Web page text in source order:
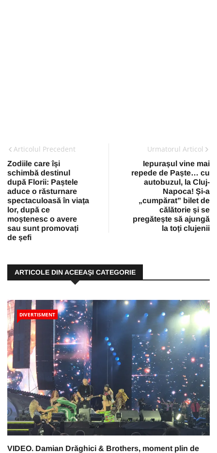
Articolul Precedent
Zodiile care își
schimbă destinul
după Florii: Paștele
aduce o răsturnare
spectaculoasă în viața
lor, după ce
moștenesc o avere
sau sunt promovați
de șefi
Urmatorul Articol
Iepurașul vine mai
repede de Paște… cu
autobuzul, la Cluj-
Napoca! Și-a
„cumpărat” bilet de
călătorie și se
pregătește să ajungă
la toți clujenii
ARTICOLE DIN ACEEAŞI CATEGORIE
DIVERTISMENT
VIDEO. Damian Drăghici & Brothers, moment plin de